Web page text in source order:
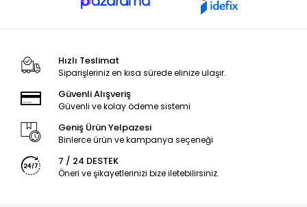
Hızlı Teslimat
Siparişleriniz en kısa sürede elinize ulaşır.
Güvenli Alışveriş
Güvenli ve kolay ödeme sistemi
Geniş Ürün Yelpazesi
Binlerce ürün ve kampanya seçeneği
7 / 24 DESTEK
Öneri ve şikayetlerinizi bize iletebilirsiniz.